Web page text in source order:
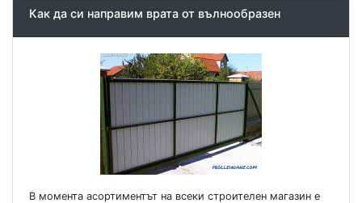
Как да си направим врата от вълнообразен
В момента асортиментът на всеки строителен магазин е